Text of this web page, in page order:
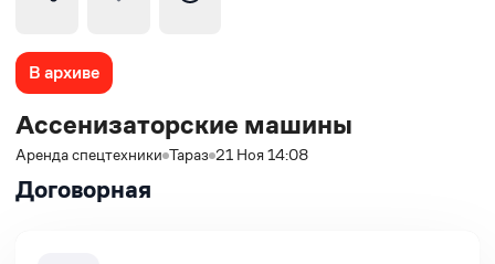
В архиве
Ассенизаторские машины
Аренда спецтехники Тараз 21 Ноя 14:08
Договорная